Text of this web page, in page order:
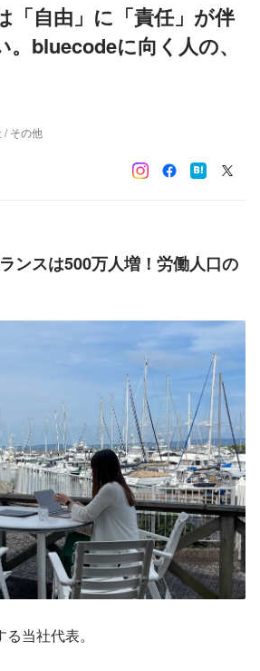
「自由」に「責任」が伴
。bluecodeに向く人の、
/ その他
ンスは500万人増！労働人口の
当社代表。